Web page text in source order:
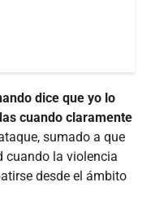
dice que yo lo
cuando claramente
sumado a que
cuando la violencia
desde el ámbito